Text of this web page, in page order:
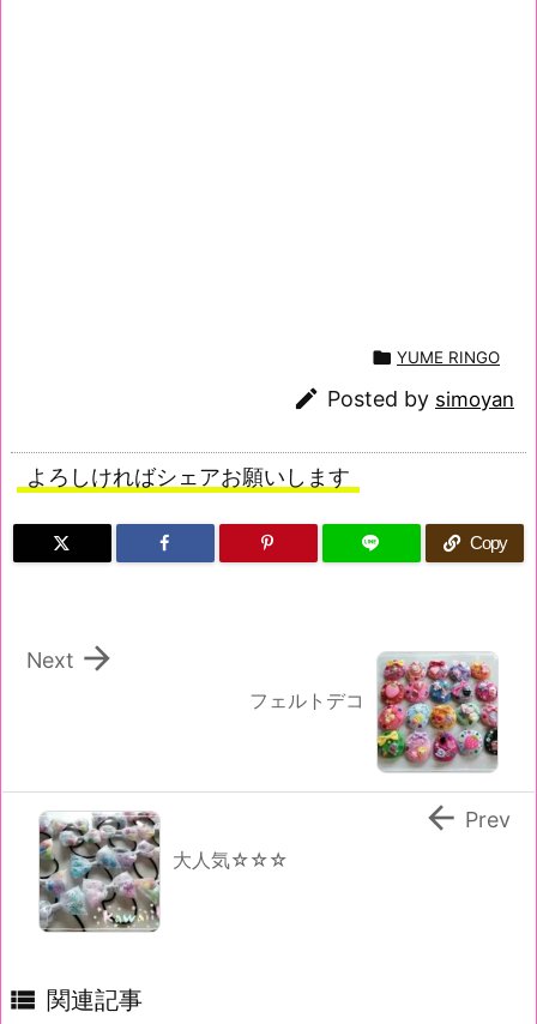
 YUME RINGO
 Posted by simoyan
よろしければシェアお願いします
Copy
フェルトデコ

Next
大人気☆☆☆
 Prev
 関連記事